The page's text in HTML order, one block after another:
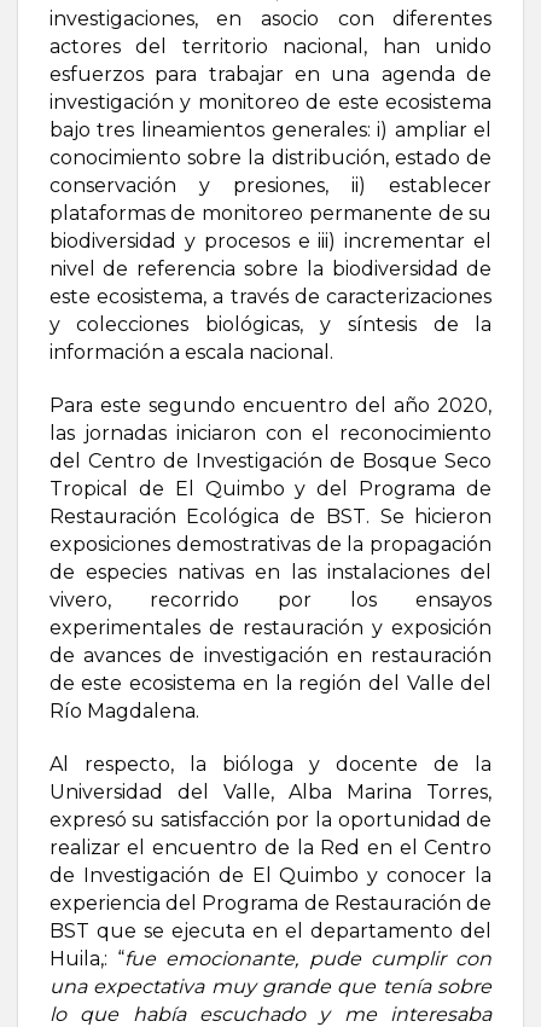
investigaciones, en asocio con diferentes
actores del territorio nacional, han unido
esfuerzos para trabajar en una agenda de
investigación y monitoreo de este ecosistema
bajo tres lineamientos generales: i) ampliar el
conocimiento sobre la distribución, estado de
conservación y presiones, ii) establecer
plataformas de monitoreo permanente de su
biodiversidad y procesos e iii) incrementar el
nivel de referencia sobre la biodiversidad de
este ecosistema, a través de caracterizaciones
y colecciones biológicas, y síntesis de la
información a escala nacional.
Para este segundo encuentro del año 2020,
las jornadas iniciaron con el reconocimiento
del Centro de Investigación de Bosque Seco
Tropical de El Quimbo y del Programa de
Restauración Ecológica de BST. Se hicieron
exposiciones demostrativas de la propagación
de especies nativas en las instalaciones del
vivero, recorrido por los ensayos
experimentales de restauración y exposición
de avances de investigación en restauración
de este ecosistema en la región del Valle del
Río Magdalena.
Al respecto, la bióloga y docente de la
Universidad del Valle, Alba Marina Torres,
expresó su satisfacción por la oportunidad de
realizar el encuentro de la Red en el Centro
de Investigación de El Quimbo y conocer la
experiencia del Programa de Restauración de
BST que se ejecuta en el departamento del
Huila,: “fue emocionante, pude cumplir con
una expectativa muy grande que tenía sobre
lo que había escuchado y me interesaba